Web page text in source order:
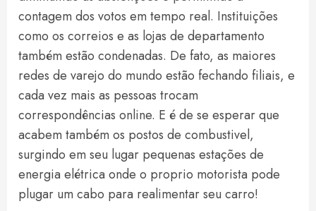
contagem dos votos em tempo real. Instituições
como os correios e as lojas de departamento
também estão condenadas. De fato, as maiores
redes de varejo do mundo estão fechando filiais, e
cada vez mais as pessoas trocam
correspondências online. E é de se esperar que
acabem também os postos de combustivel,
surgindo em seu lugar pequenas estações de
energia elétrica onde o proprio motorista pode
plugar um cabo para realimentar seu carro!